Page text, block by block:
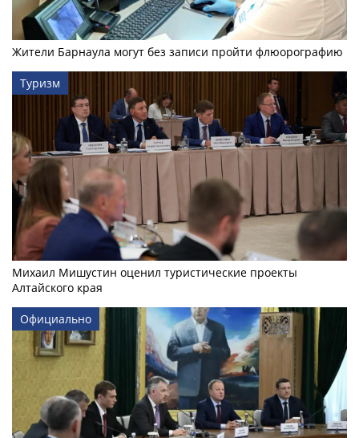
Жители Барнаула могут без записи пройти флюорографию
Туризм
Михаил Мишустин оценил туристические проекты
Алтайского края
Официально